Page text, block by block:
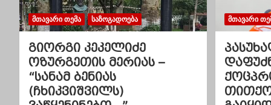
ვ
ი
გ
ა
ᲛᲗᲐᲕᲐᲠᲘ ᲗᲔᲛᲐ ᲡᲐᲖᲝᲒᲐᲓᲝᲔᲑᲐ
გიორგი კეკელიძე
ოზურგეთის მერიას –
“სანამ ბენიას
(ჩხიკვიშვილს)
ᲛᲗᲐᲕᲐᲠᲘ